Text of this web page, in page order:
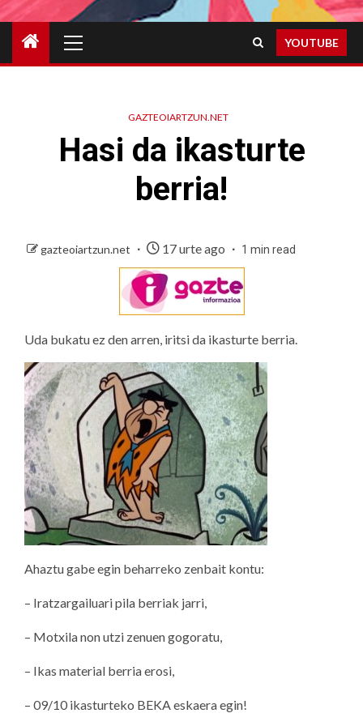
Menu
YOUTUBE
GAZTEOIARTZUN.NET
Hasi da ikasturte
berria!
gazteoiartzun.net 17 urte ago 1 min read
Uda bukatu ez den arren, iritsi da ikasturte berria.
Ahaztu gabe egin beharreko zenbait kontu:
– Iratzargailuari pila berriak jarri,
– Motxila non utzi zenuen gogoratu,
– Ikas material berria erosi,
– 09/10 ikasturteko BEKA eskaera egin!